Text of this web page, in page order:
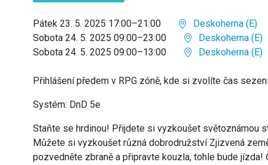
Pátek 23. 5. 2025 17:00–21:00
Deskoherna (E)
Sobota 24. 5. 2025 09:00–23:00
Deskoherna (E)
Sobota 24. 5. 2025 09:00–13:00
Deskoherna (E)
Přihlášení předem v RPG zóně, kde si zvolíte čas
Systém: DnD 5e
Staňte se hrdinou! Přijdete si vyzkoušet světoznámou
Můžete si vyzkoušet různá dobrodružství Zjizvená
pozvedněte zbraně a připravte kouzla, tohle bude jízda!